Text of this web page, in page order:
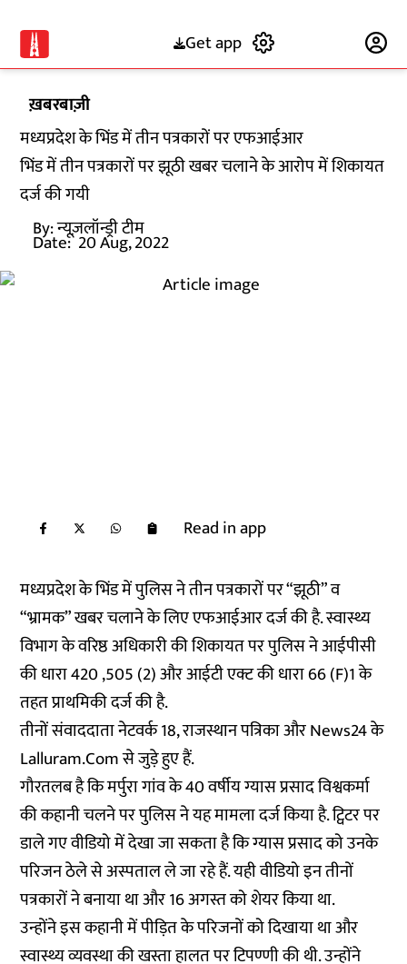
Get app
ख़बरबाज़ी
मध्यप्रदेश के भिंड में तीन पत्रकारों पर एफआईआर
भिंड में तीन पत्रकारों पर झूठी खबर चलाने के आरोप में शिकायत
दर्ज की गयी
By:न्यूज़लॉन्ड्री टीम
Date: 20 Aug, 2022
Read in app
मध्यप्रदेश के भिंड में पुलिस ने तीन पत्रकारों पर “झूठी” व
“भ्रामक” खबर चलाने के लिए एफआईआर दर्ज की है. स्वास्थ्य
विभाग के वरिष्ठ अधिकारी की शिकायत पर पुलिस ने आईपीसी
की धारा 420 ,505 (2) और आईटी एक्ट की धारा 66 (F)1 के
तहत प्राथमिकी दर्ज की है.
तीनों संवाददाता नेटवर्क 18, राजस्थान पत्रिका और News24 के
Lalluram.Com से जुड़े हुए हैं.
गौरतलब है कि मर्पुरा गांव के 40 वर्षीय ग्यास प्रसाद विश्वकर्मा
की कहानी चलने पर पुलिस ने यह मामला दर्ज किया है. ट्विटर पर
डाले गए वीडियो में देखा जा सकता है कि ग्यास प्रसाद को उनके
परिजन ठेले से अस्पताल ले जा रहे हैं. यही वीडियो इन तीनों
पत्रकारों ने बनाया था और 16 अगस्त को शेयर किया था.
उन्होंने इस कहानी में पीड़ित के परिजनों को दिखाया था और
स्वास्थ्य व्यवस्था की खस्ता हालत पर टिपण्णी की थी. उन्होंने